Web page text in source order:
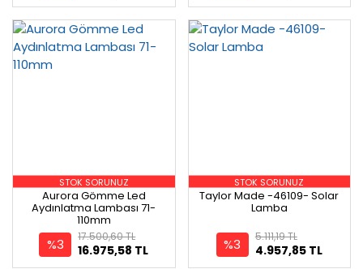
STOK SORUNUZ
Aurora Gömme Led
Aydınlatma Lambası 71-
110mm
%3 16.975,58 TL
17.500,60 TL
STOK SORUNUZ
Taylor Made -46109- Solar
Lamba
%3 4.957,85 TL
5.111,19 TL